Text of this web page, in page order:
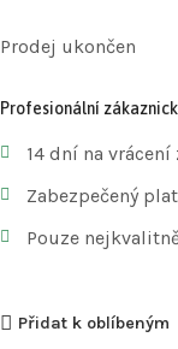
Prodej ukončen
Profesionální
14 dní na
Zabezpečený
Pouze
Přidat k oblíbeným